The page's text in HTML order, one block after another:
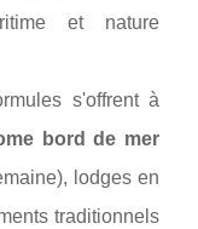
et nature
s'offrent à
bord de mer
lodges en
traditionnels